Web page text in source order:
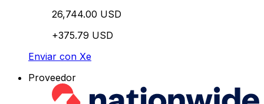
26,744.00 USD
+375.79 USD
Enviar con Xe
Proveedor